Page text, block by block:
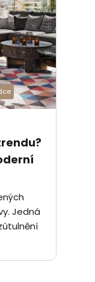
Jedná